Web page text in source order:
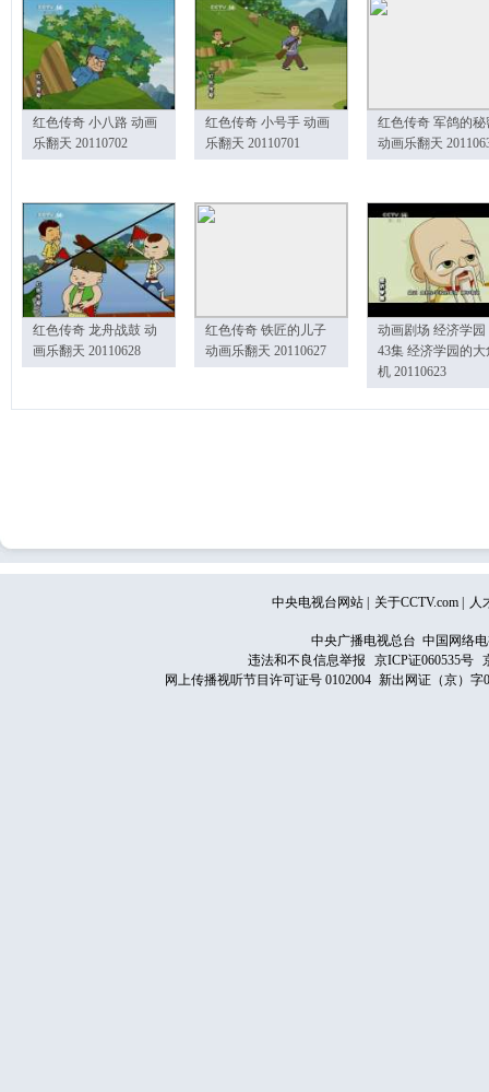
红色传奇 小八路 动画
乐翻天 20110702
红色传奇 小号手 动画
乐翻天 20110701
红色传奇 军鸽的秘
动画乐翻天
红色传奇 龙舟战鼓 动
画乐翻天 20110628
红色传奇 铁匠的儿子
动画乐翻天 20110627
动画剧场 经济学园
43集 经济学园的大
机 20110623
中央电视台网站 关于CCTV.com 人
中央广播电视总台 中国网络
违法和不良信息举报
京ICP证060535号
网上传播视听节目许可证号 0102004 新出网证（京）